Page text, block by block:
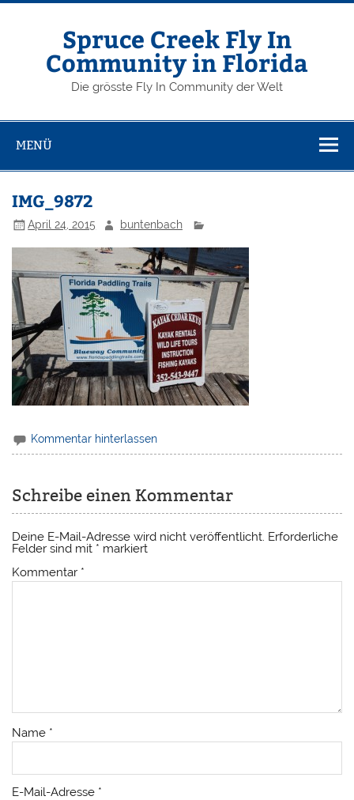
Zum
Spruce Creek Fly In
Community in Florida
Die grösste Fly In Community der Welt
MENÜ
IMG_9872
April 24, 2015 buntenbach
Kommentar hinterlassen
Schreibe einen Kommentar
Deine E-Mail-Adresse wird nicht veröffentlicht. Erforderliche
Felder sind mit * markiert
Kommentar *
Name *
E-Mail-Adresse *